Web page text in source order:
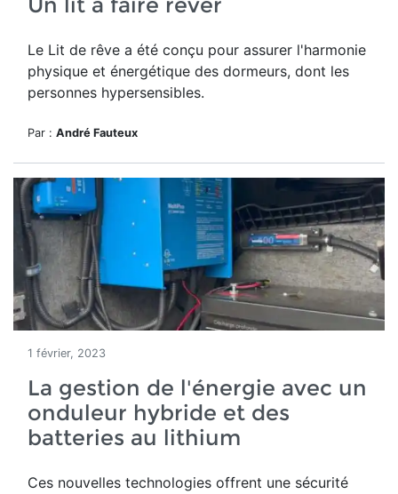
Le Lit de rêve a été conçu pour assurer l'harmonie
physique et énergétique des dormeurs, dont les
personnes hypersensibles.
Par : André Fauteux
1 février, 2023
La gestion de l'énergie avec un
onduleur hybride et des
batteries au lithium
Ces nouvelles technologies offrent une sécurité